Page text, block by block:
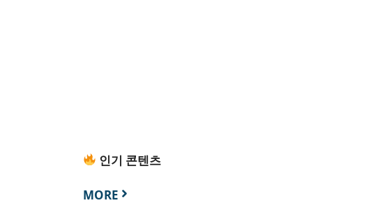
인기 콘텐츠
MORE